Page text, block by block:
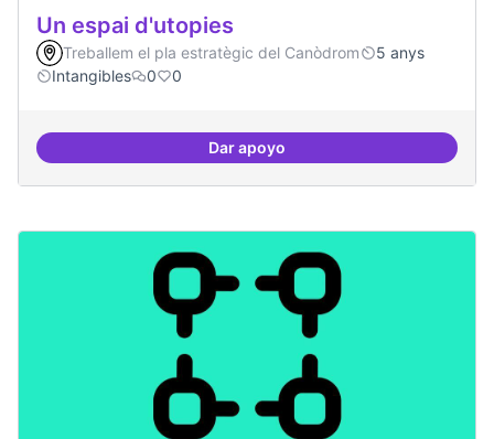
Un espai d'utopies
Treballem el pla estratègic del Canòdrom
5 anys
Intangibles
0 0
Dar apoyoUn espai d'utopies